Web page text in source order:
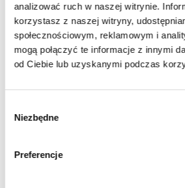
analizować ruch w naszej witrynie.
korzystasz z naszej witryny,
społecznościowym, reklamowym i
mogą połączyć te informacje z innymi
od Ciebie lub uzyskanymi podczas
zgody
Niezbędne
Preferencje